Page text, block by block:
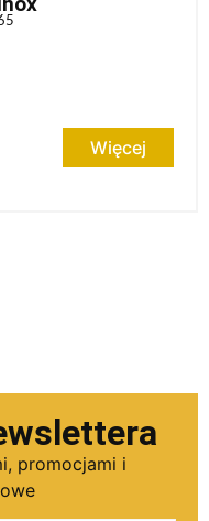
Więcej
promocjami i